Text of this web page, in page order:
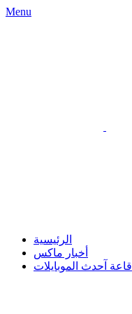
Menu
الرئيسية
أخبار ماكس
قاعة آحدث الموبايلات